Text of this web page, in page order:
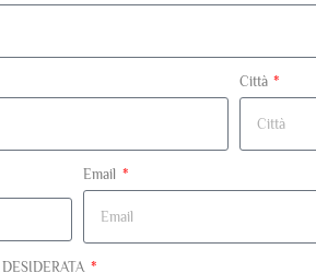
Città
Email